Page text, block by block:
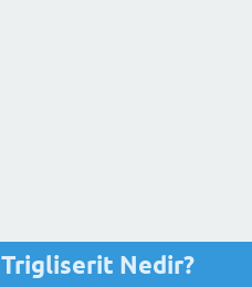
Trigliserit Nedir?